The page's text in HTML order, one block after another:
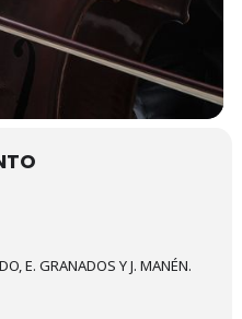
E. GRANADOS Y J. MANÉN.